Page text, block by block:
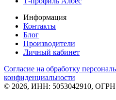
Информация
Контакты
Блог
Производители
Личный кабинет
Согласие на обработку
конфиденциальности
© 2026, ИНН: 5053042910, ОГРН: